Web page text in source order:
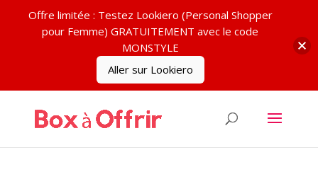
Offre limitée : Testez Lookiero (Personal Shopper
pour Femme) GRATUITEMENT avec le code
MONSTYLE
Aller sur Lookiero